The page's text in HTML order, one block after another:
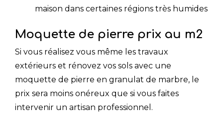
maison dans certaines régions très humides
Moquette de pierre prix au m2
Si vous réalisez vous même les travaux
extérieurs et rénovez vos sols avec une
moquette de pierre en granulat de marbre, le
prix sera moins onéreux que si vous faites
intervenir un artisan professionnel.